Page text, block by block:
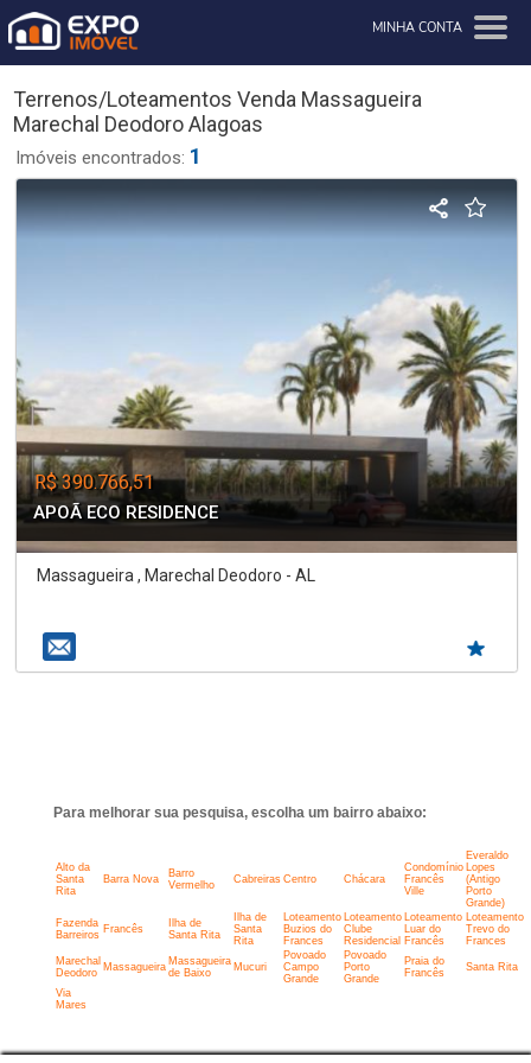
MINHA CONTA
Terrenos/Loteamentos Venda Massagueira
Marechal Deodoro Alagoas
Imóveis encontrados: 1
R$ 390.766,51
APOÃ ECO RESIDENCE
Massagueira , Marechal Deodoro - AL
Para melhorar sua pesquisa, escolha um bairro abaixo:
Alto da
Santa
Rita
Barra Nova
Barro
Vermelho
Cabreiras Centro Chácara
Condomínio
Francês
Ville
Everaldo
Lopes
(Antigo
Porto
Grande)
Fazenda
Barreiros Francês
Ilha de
Santa Rita
Ilha de
Santa
Rita
Loteamento
Buzios do
Frances
Loteamento
Clube
Residencial
Loteamento
Luar do
Francês
Loteamento
Trevo do
Frances
Marechal
Deodoro
Massagueira Massagueira
de Baixo
Mucuri
Povoado
Campo
Grande
Povoado
Porto
Grande
Praia do
Francês
Santa Rita
Via
Mares